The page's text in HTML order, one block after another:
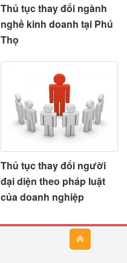
Thủ tục thay đổi ngành
nghề kinh doanh tại Phú
Thọ
Thủ tục thay đổi người
đại diện theo pháp luật
của doanh nghiệp